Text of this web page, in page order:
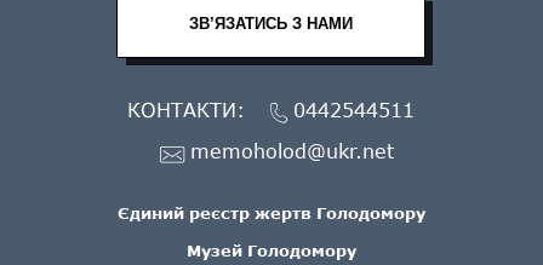
Єдиний реєстр жертв Голодомору
Музей Голодомору
ЗВ’ЯЗАТИСЬ З НАМИ
КОНТАКТИ:
0442544511
memoholod@ukr.net